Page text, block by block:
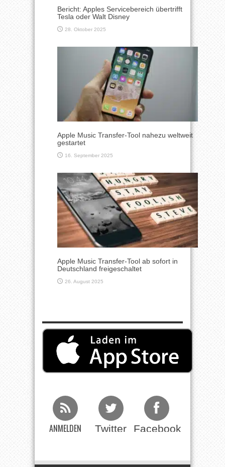
Bericht: Apples Servicebereich übertrifft
Tesla oder Walt Disney
28. Oktober 2025
Apple Music Transfer-Tool nahezu weltweit
gestartet
16. September 2025
Apple Music Transfer-Tool ab sofort in
Deutschland freigeschaltet
26. August 2025
ANMELDEN Twitter Facebook